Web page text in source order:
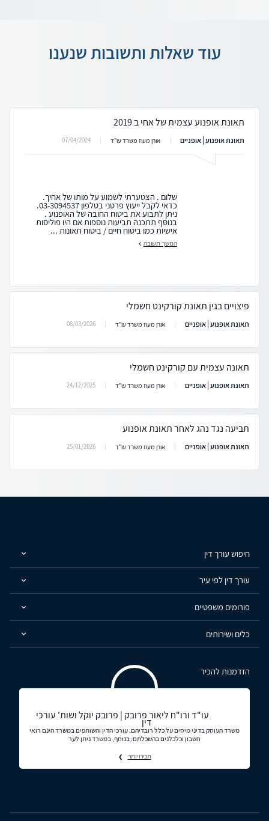
עוד שאלות ותשובות שנענו
תאונת אופנוע עצמית של אחי ב 2019
תאונת אופנוע | אופניים אורן מעוז משרד עו"ד 07/04/2024
שלום . הצטערתי לשמוע על מותו של אחיך.
כדאי לקבל ייעוץ פרטני בטלפון 03-3094537.
ניתן לתבוע את ביטוח החובה של האופנוע .
בנוסף תתכנה תביעות נוספות אם היו פוליסות
אישיות כמו ביטוח חיים / ביטוח תאונות ...
המשך תשובה
פיצויים בגין תאונת קורקינט חשמלי
תאונת אופנוע | אופניים אורן מעוז משרד עו"ד 08/03/2026
תאונה עצמית עם קורקינט חשמלי
תאונת אופנוע | אופניים אורן מעוז משרד עו"ד 24/12/2025
תביעה נגד נהג לאחר תאונת אופנוע
תאונת אופנוע | אופניים אורן מעוז משרד עו"ד 25/01/2026
חיפוש עורך דין
עורך דין לפי עיר
פורומים משפטיים
כלים ושירותים
הזדמנות להכיר
עו"ד ורו"ח ליאור פרובק | פרובק יוקל ושות' עורכי
דין
משרד העוסק בדיני מיסים על כלל רובדיהם. עורכי הדין והשותפים במשרד הינם רואי
חשבון וכלכלנים בהשכלתם. בנוסף, במשרד ניתן לער
תכירו יותר